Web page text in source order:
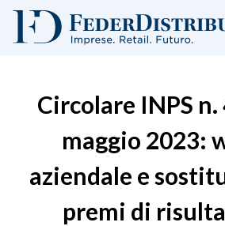
Circolare INPS n.
maggio 2023:
aziendale e
premi di